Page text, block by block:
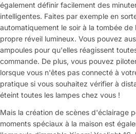
également définir facilement des
intelligentes. Faites par exemple en
automatiquement le soir à la tombée
propre réveil lumineux. Vous pouvez
ampoules pour qu'elles réagissent
commande. De plus, vous pouvez
lorsque vous n'êtes pas connecté à
pratique si vous souhaitez vérifier à
éteint toutes les lampes chez vous !
Mais la création de scènes d'éclairage
moments spéciaux à la maison est